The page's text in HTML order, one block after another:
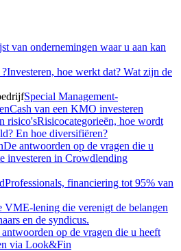
van ondernemingen waar u aan kan
Investeren, hoe werkt dat? Wat zijn de
Special Management-
Cash van een KMO investeren
risico'sRisicocategorieën, hoe wordt
En hoe diversifiëren?
De antwoorden op de vragen die u
investeren in Crowdlending
Professionals, financiering tot 95% van
VME-lening die verenigt de belangen
en de syndicus.
op de vragen die u heeft
via Look&Fin